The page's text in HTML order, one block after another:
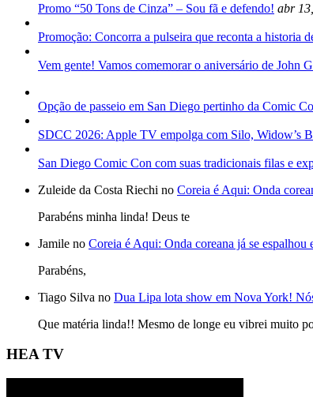
Promo “50 Tons de Cinza” – Sou fã e defendo! abr
Promoção: Concorra a pulseira que reconta a historia
Vem gente! Vamos comemorar o aniversário de John
Opção de passeio em San Diego pertinho da Comic
SDCC 2026: Apple TV empolga com Silo, Widow’s
San Diego Comic Con com suas tradicionais filas e
Zuleide da Costa Riechi no Coreia é Aqui: Onda
Parabéns minha linda! Deus te
Jamile no Coreia é Aqui: Onda coreana já se espalhou
Parabéns,
Tiago Silva no Dua Lipa lota show em Nova York!
Que matéria linda!! Mesmo de longe eu vibrei muito
HEA TV